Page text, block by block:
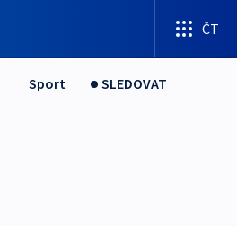
ČT
Sport SLEDOVAT